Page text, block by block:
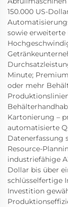
150.000 US-
sowie
Minute;
oder mehr
Kartonierung –
automatisierte
Datenerfassung
Resource-
industriefähige
Dollar bis über
schlüsselfertige
Investition